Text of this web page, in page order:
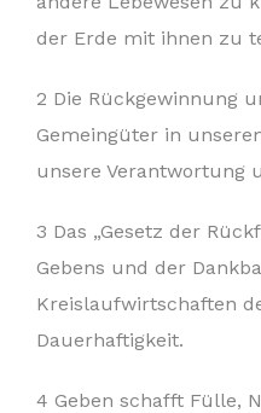
der Erde mit ihnen zu
2 Die Rückgewinnung
Gemeingüter in
unsere Verantwortung
3 Das „Gesetz der
Gebens und der
Kreislaufwirtschaften
Dauerhaftigkeit.
4 Geben schafft Fülle,